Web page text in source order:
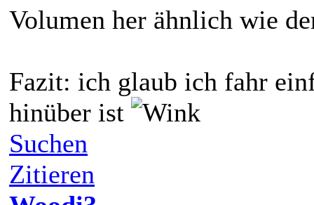
Volumen her ähnlich wie
Fazit: ich glaub ich fahr
hinüber ist
Suchen
Zitieren